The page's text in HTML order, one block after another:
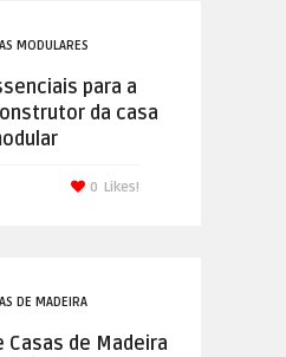
MODULARES
para a
da casa
Likes!
0
DE MADEIRA
Casas de Madeira